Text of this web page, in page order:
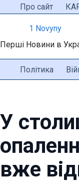
ПерейтиПро сайт
1 Novyny
Перші Новини в
Політика
У
вже